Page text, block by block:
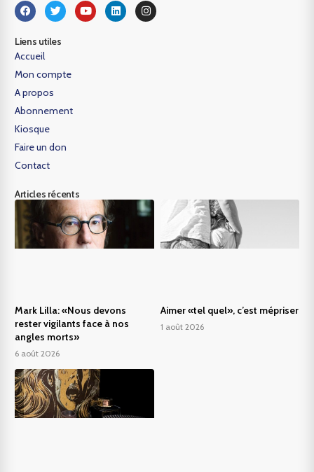
Liens utiles
Accueil
Mon compte
A propos
Abonnement
Kiosque
Faire un don
Contact
Articles récents
Mark Lilla: «Nous devons
rester vigilants face à nos
angles morts»
6 août 2026
Aimer «tel quel», c’est mépriser
1 août 2026